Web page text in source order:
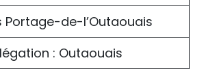
Portage-de-l’Outaouais
: Outaouais